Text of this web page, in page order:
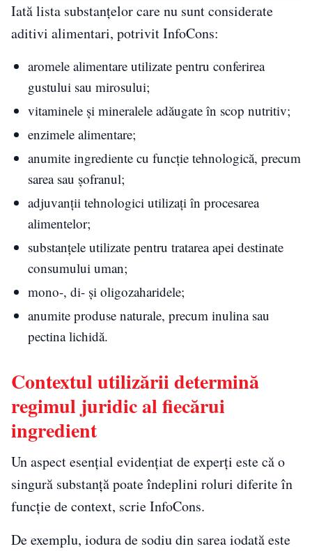
Iată lista substanțelor care nu sunt considerate
aditivi alimentari, potrivit InfoCons:
aromele alimentare utilizate pentru conferirea
gustului sau mirosului;
vitaminele și mineralele adăugate în scop nutritiv;
enzimele alimentare;
anumite ingrediente cu funcție tehnologică, precum
sarea sau șofranul;
adjuvanții tehnologici utilizați în procesarea
alimentelor;
substanțele utilizate pentru tratarea apei destinate
consumului uman;
mono-, di- și oligozaharidele;
anumite produse naturale, precum inulina sau
pectina lichidă.
Contextul utilizării determină
regimul juridic al fiecărui
ingredient
Un aspect esențial evidențiat de experți este că o
singură substanță poate îndeplini roluri diferite în
funcție de context, scrie InfoCons.
De exemplu, iodura de sodiu din sarea iodată este